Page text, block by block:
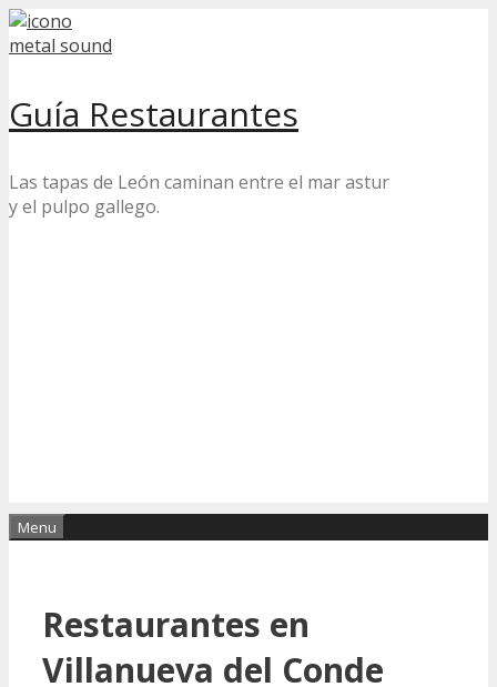
Skip
to
Guía Restaurantes
Las tapas de León caminan entre el mar astur
y el pulpo gallego.
Menu
Restaurantes en
Villanueva del Conde